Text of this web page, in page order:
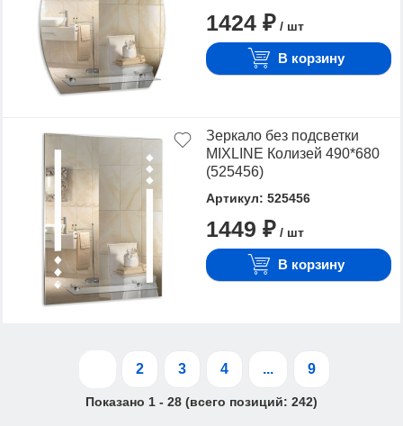
1424 ₽ / шт
В корзину
Зеркало без подсветки
MIXLINE Колизей 490*680
(525456)
Артикул: 525456
1449 ₽ / шт
В корзину
2 3 4 ... 9
Показано 1 - 28 (всего позиций: 242)